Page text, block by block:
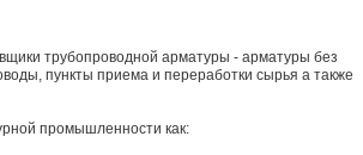
трубопроводной арматуры - арматуры без
пункты приема и переработки сырья а также
промышленности как: